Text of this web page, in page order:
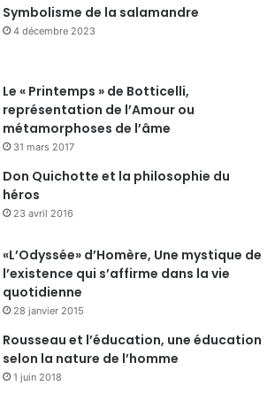
Symbolisme de la salamandre
4 décembre 2023
Le « Printemps » de Botticelli,
représentation de l’Amour ou
métamorphoses de l’âme
31 mars 2017
Don Quichotte et la philosophie du
héros
23 avril 2016
«L’Odyssée» d’Homère, Une mystique de
l’existence qui s’affirme dans la vie
quotidienne
28 janvier 2015
Rousseau et l’éducation, une éducation
selon la nature de l’homme
1 juin 2018